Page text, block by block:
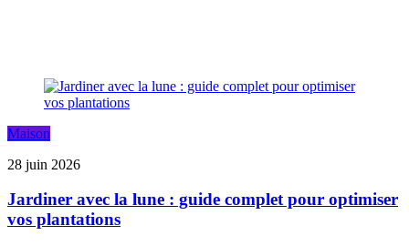
Maison
28 juin 2026
Jardiner avec la lune : guide complet pour optimiser
vos plantations